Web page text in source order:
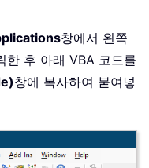
창에서 왼쪽
한 후 아래 VBA 코드를
창에 복사하여 붙여넣